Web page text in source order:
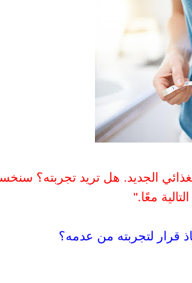
هذا النظام الغذائي الجديد. هل تريد تجربته؟
معًا."
قرار لتجربته من عدمه؟